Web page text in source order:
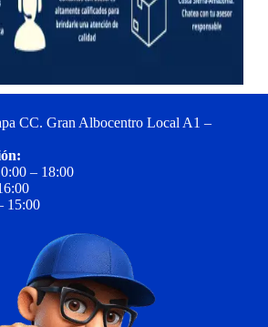
CC. Gran Albocentro Local A1 –
– 18:00
15:00